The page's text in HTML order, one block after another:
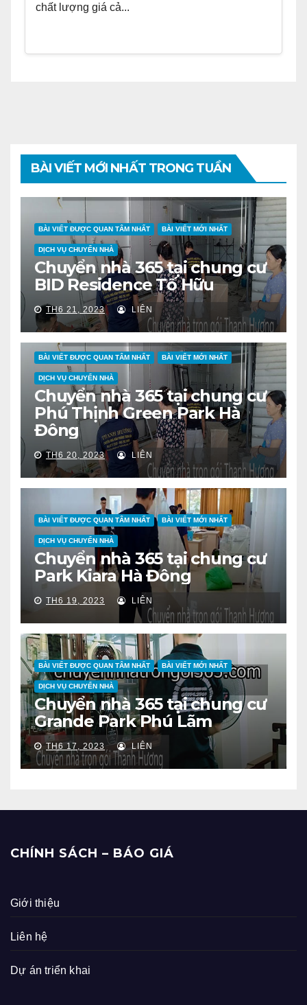
chất lượng giá cả...
BÀI VIẾT MỚI NHẤT TRONG TUẦN
BÀI VIẾT ĐƯỢC QUAN TÂM NHẤT BÀI VIẾT MỚI NHẤT
DỊCH VỤ CHUYỂN NHÀ
Chuyển nhà 365 tại chung cư
BID Residence Tố Hữu
TH6 21, 2023 LIÊN
BÀI VIẾT ĐƯỢC QUAN TÂM NHẤT BÀI VIẾT MỚI NHẤT
DỊCH VỤ CHUYỂN NHÀ
Chuyển nhà 365 tại chung cư
Phú Thịnh Green Park Hà
Đông
TH6 20, 2023 LIÊN
BÀI VIẾT ĐƯỢC QUAN TÂM NHẤT BÀI VIẾT MỚI NHẤT
DỊCH VỤ CHUYỂN NHÀ
Chuyển nhà 365 tại chung cư
Park Kiara Hà Đông
TH6 19, 2023 LIÊN
BÀI VIẾT ĐƯỢC QUAN TÂM NHẤT BÀI VIẾT MỚI NHẤT
DỊCH VỤ CHUYỂN NHÀ
Chuyển nhà 365 tại chung cư
Grande Park Phú Lãm
TH6 17, 2023 LIÊN
CHÍNH SÁCH – BÁO GIÁ
Giới thiệu
Liên hệ
Dự án triển khai